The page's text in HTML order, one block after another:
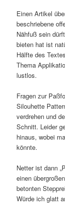
Einen Artikel
beschriebene
Nähfuß sein
bieten hat ist
Hälfte des
Thema
lustlos.
Fragen zur
Silouhette
verdrehen und
Schnitt. Leider
hinaus, wobei
könnte.
Netter ist dann
einen
betonten
Würde ich glatt